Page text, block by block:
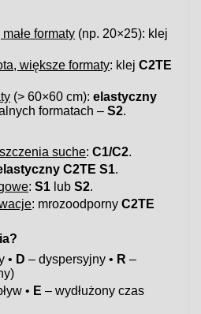
formaty (np. 20×25): klej
większe formaty: klejC2TE
(> 60×60 cm):elastyczny
formatach –S2.
suche:C1/C2.
C2TE S1.
:S1 lubS2.
: mrozoodpornyC2TE
• D – dyspersyjny • R –
• E – wydłużony czas